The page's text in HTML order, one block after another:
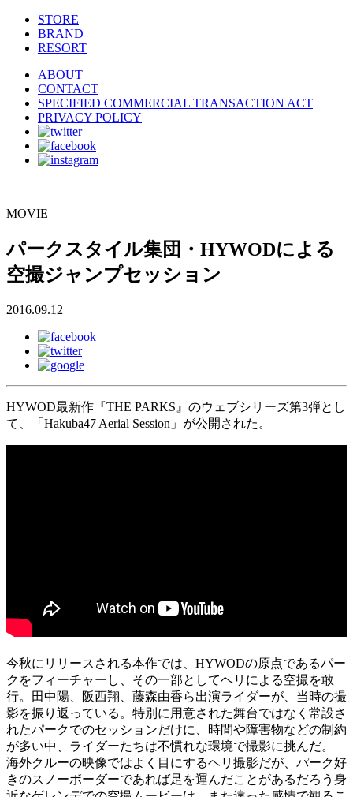
STORE
BRAND
RESORT
ABOUT
CONTACT
SPECIFIED COMMERCIAL TRANSACTION ACT
PRIVACY POLICY
MOVIE
パークスタイル集団・HYWODによる
空撮ジャンプセッション
2016.09.12
HYWOD最新作『THE PARKS』のウェブシリーズ第3弾とし
て、「Hakuba47 Aerial Session」が公開された。
今秋にリリースされる本作では、HYWODの原点であるパー
クをフィーチャーし、その一部としてヘリによる空撮を敢
行。田中陽、阪西翔、藤森由香ら出演ライダーが、当時の撮
影を振り返っている。特別に用意された舞台ではなく常設さ
れたパークでのセッションだけに、時間や障害物などの制約
が多い中、ライダーたちは不慣れな環境で撮影に挑んだ。
海外クルーの映像ではよく目にするヘリ撮影だが、パーク好
きのスノーボーダーであれば足を運んだことがあるだろう身